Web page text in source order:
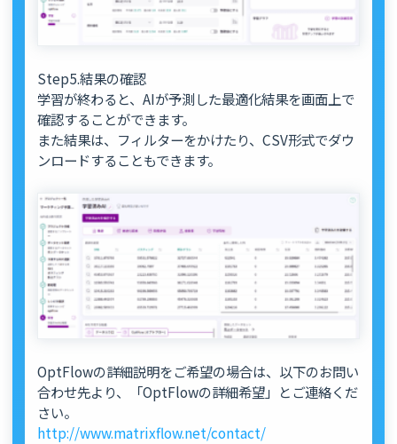
Step5.結果の確認
学習が終わると、AIが予測した最適化結果を画面上で
確認することができます。
また結果は、フィルターをかけたり、CSV形式でダウ
ンロードすることもできます。
OptFlowの詳細説明をご希望の場合は、以下のお問い
合わせ先より、「OptFlowの詳細希望」とご連絡くだ
さい。
http://www.matrixflow.net/contact/